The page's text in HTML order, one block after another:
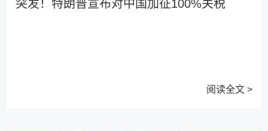
突发！特朗普宣布对中国加征100%关税
阅读全文 >